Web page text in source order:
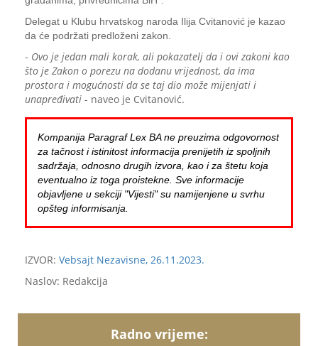
Delegat u Klubu hrvatskog naroda Ilija Cvitanović je kazao
da će podržati predloženi zakon.
- Ovo je jedan mali korak, ali pokazatelj da i ovi zakoni kao
što je Zakon o porezu na dodanu vrijednost, da ima
prostora i mogućnosti da se taj dio može mijenjati i
unapređivati - naveo je Cvitanović.
Kompanija Paragraf Lex BA ne preuzima odgovornost
za tačnost i istinitost informacija prenijetih iz spoljnih
sadržaja, odnosno drugih izvora, kao i za štetu koja
eventualno iz toga proistekne. Sve informacije
objavljene u sekciji "Vijesti" su namijenjene u svrhu
opšteg informisanja.
IZVOR: Vebsajt Nezavisne, 26.11.2023.
Naslov: Redakcija
Radno vrijeme: